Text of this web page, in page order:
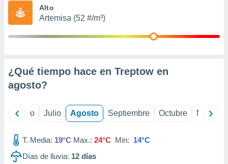
publicidad
1199
Alto
Artemisa (52 #/m³)
¿Qué tiempo hace en Treptow en
agosto?
Junio Julio Agosto Septiembre Octubre
T. Media: 19°C Max.: 24°C Min: 14°C
Días de lluvia: 12 días